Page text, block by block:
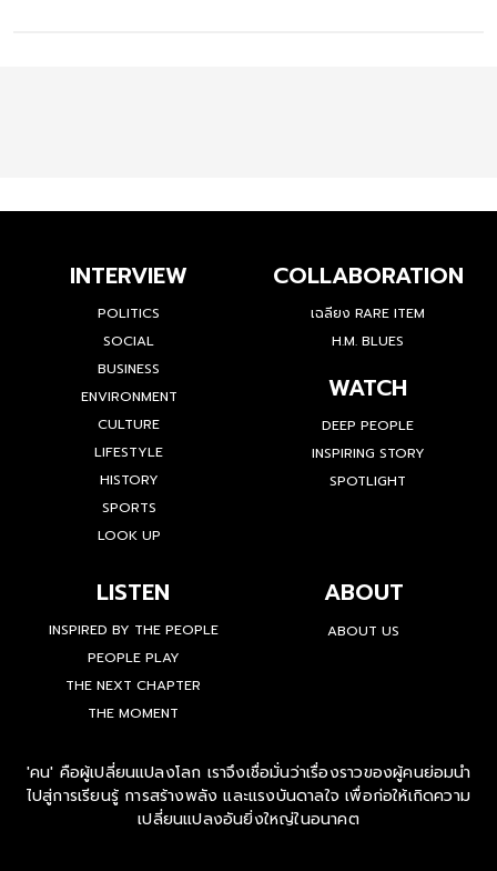
INTERVIEW
POLITICS
SOCIAL
BUSINESS
ENVIRONMENT
CULTURE
LIFESTYLE
HISTORY
SPORTS
LOOK UP
COLLABORATION
เฉลียง RARE ITEM
H.M. BLUES
WATCH
DEEP PEOPLE
INSPIRING STORY
SPOTLIGHT
LISTEN
INSPIRED BY THE PEOPLE
PEOPLE PLAY
THE NEXT CHAPTER
THE MOMENT
ABOUT
ABOUT US
'คน' คือผู้เปลี่ยนแปลงโลก เราจึงเชื่อมั่นว่าเรื่องราวของผู้คนย่อมนำ
ไปสู่การเรียนรู้ การสร้างพลัง และแรงบันดาลใจ เพื่อก่อให้เกิดความ
เปลี่ยนแปลงอันยิ่งใหญ่ในอนาคต